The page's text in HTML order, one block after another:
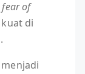
fear of
di